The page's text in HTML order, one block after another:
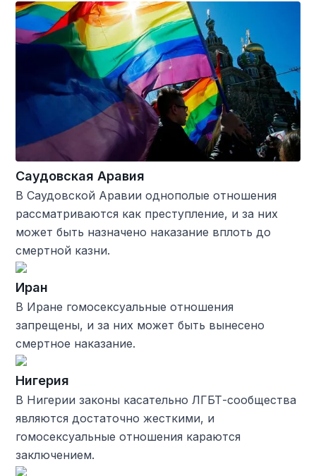
Саудовская Аравия
В Саудовской Аравии однополые отношения
рассматриваются как преступление, и за них
может быть назначено наказание вплоть до
смертной казни.
Иран
В Иране гомосексуальные отношения
запрещены, и за них может быть вынесено
смертное наказание.
Нигерия
В Нигерии законы касательно ЛГБТ-сообщества
являются достаточно жесткими, и
гомосексуальные отношения караются
заключением.